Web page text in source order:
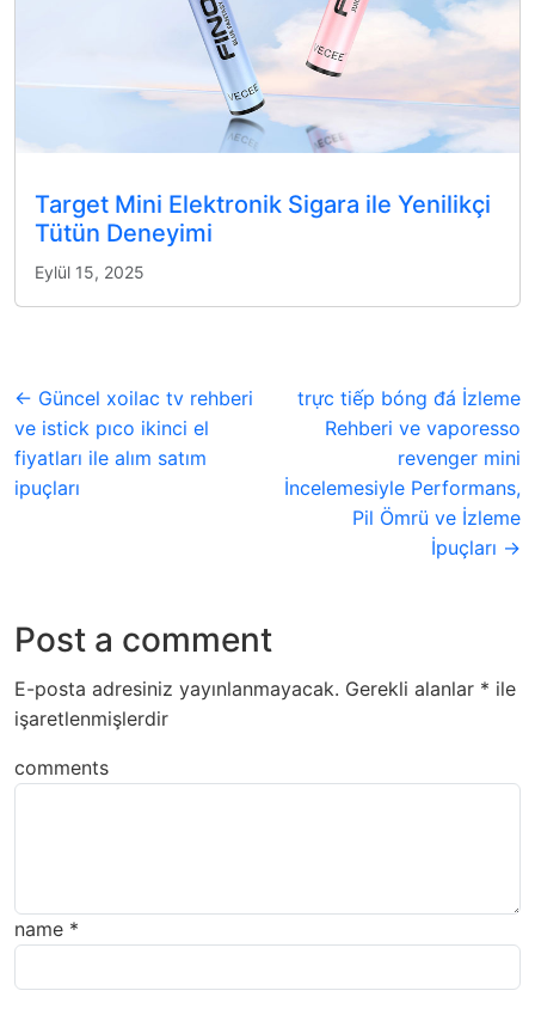
Target Mini Elektronik Sigara ile Yenilikçi
Tütün Deneyimi
Eylül 15, 2025
← Güncel xoilac tv rehberi
ve istick pıco ikinci el
fiyatları ile alım satım
ipuçları
trực tiếp bóng đá İzleme
Rehberi ve vaporesso
revenger mini
İncelemesiyle Performans,
Pil Ömrü ve İzleme
İpuçları →
Post a comment
E-posta adresiniz yayınlanmayacak. Gerekli alanlar * ile
işaretlenmişlerdir
comments
name *